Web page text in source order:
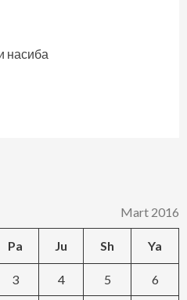
насиба
Mart 2016
Pa Ju Sh Ya
3 4 5 6